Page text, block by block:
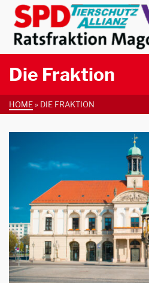
Die Fraktion
HOME» DIE FRAKTION